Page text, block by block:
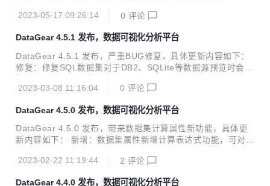
复：修复数据源相关功能未正确释放和关闭过期...
新增生成iframe嵌入代码功能； 修复：修复图表编辑页面选择
预览对于数值型选填参数仍需必填的BUG； 修复：修复数据
集参数化内容处理可能会丢失信息的BUG； 修复：修复MySQ
L数据源管理查看表结构没有显示表注释的BUG； 改进：完善
看板功能权限，只有创建用户才允许导出看板； 改进：完善数
据源功能权限，有删除权限的用户才允许导出数据； 改进：添
2023-05-17 09:26:14 0 评论
DataGear 4.5.1 发布，数据可视化分析平台
DataGear 4.5.1 发布，严重BUG修复，具体更新内容如下：
修复：修复SQL数据集对于DB2、SQLite等数据源预览时会报
中无符号数值类型有时报错的BUG； 修复：修复数据源管理
插入图表功能可在JS字符串中正确插入内容； 改进：看板可
视编辑模式图表主题设置面板补充提示信息； 改进：系统常用
数据源信息补充MariaDB信息； 改进：简化系统页脚样式和
可视化分析平台，支持自由制作任何您想要的数据可视化...
2023-03-08 11:16:04 0 评论
DataGear 4.5.0 发布，数据可视化分析平台
DataGear 4.5.0 发布，带来数据集计算属性新功能，具体更
新内容如下： 新增：数据集属性新增计算表达式功能，可对原
本、XML请求体类型支持； 修复：修复看板名称包含特殊字
2023-02-22 11:19:44 2 评论
DataGear 4.4.0 发布，数据可视化分析平台